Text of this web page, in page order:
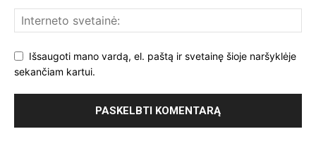
Išsaugoti mano vardą, el. paštą ir svetainę šioje naršyklėje
sekančiam kartui.